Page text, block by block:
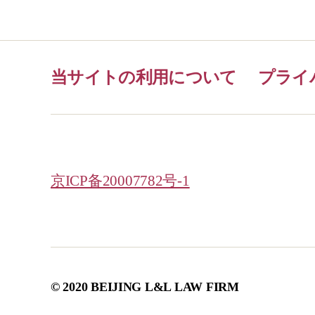
当サイトの利用について プライ
京ICP备20007782号-1
© 2020 BEIJING L&L LAW FIRM